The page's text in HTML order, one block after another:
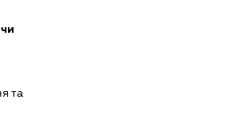
та